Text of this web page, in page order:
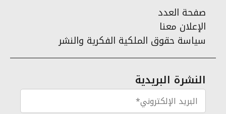
صفحة العدد
الإعلان معنا
سياسة حقوق الملكية الفكرية والنشر
النشرة البريدية